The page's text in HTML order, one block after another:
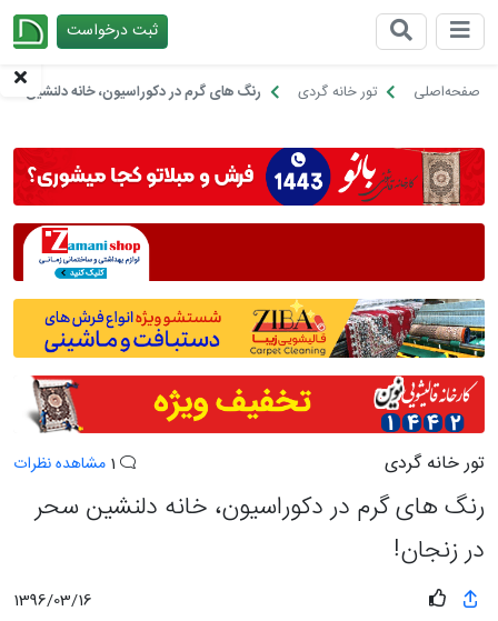
ثبت درخواست
صفحه‌اصلی تور خانه گردی رنگ های گرم در دکوراسیون، خانه دلنشین
تور خانه گردی مشاهده نظرات
رنگ های گرم در دکوراسیون، خانه دلنشین سحر
در زنجان!
1396/03/16